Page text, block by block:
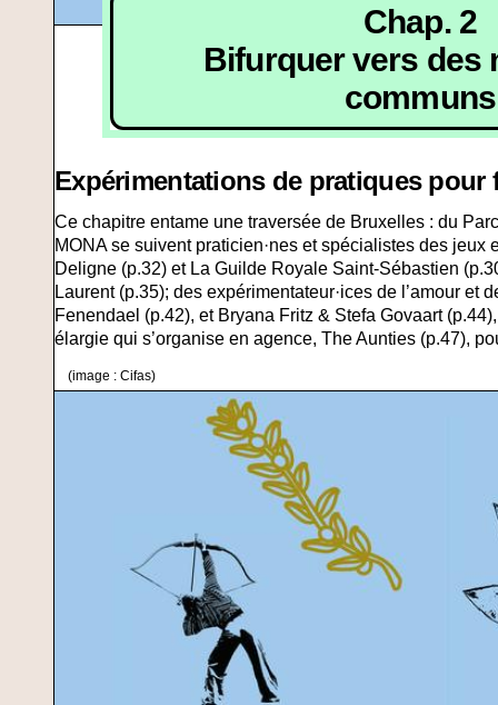
Chap. 2
Bifurquer vers des
communs
Expérimentations de pratiques pour
Ce chapitre entame une traversée de Bruxelles : du
MONA se suivent praticien·nes et spécialistes des jeux
Deligne (p.32) et La Guilde Royale Saint-Sébastien
Laurent (p.35); des expérimentateur·ices de l’amour et
Fenendael (p.42), et Bryana Fritz & Stefa Govaart
élargie qui s’organise en agence, The Aunties (p.47),
(image : Cifas)